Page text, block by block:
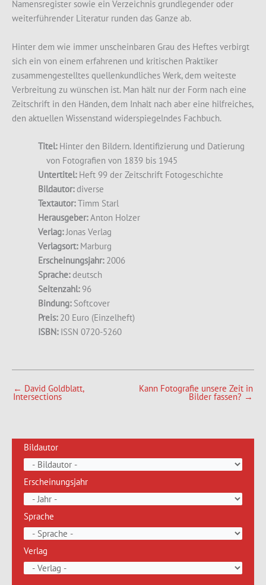
Namensregister sowie ein Verzeichnis grundlegender oder
weiterführender Literatur runden das Ganze ab.
Hinter dem wie immer unscheinbaren Grau des Heftes verbirgt
sich ein von einem erfahrenen und kritischen Praktiker
zusammengestelltes quellenkundliches Werk, dem weiteste
Verbreitung zu wünschen ist. Man hält nur der Form nach eine
Zeitschrift in den Händen, dem Inhalt nach aber eine hilfreiches,
den aktuellen Wissenstand widerspiegelndes Fachbuch.
Titel: Hinter den Bildern. Identifizierung und Datierung
von Fotografien von 1839 bis 1945
Untertitel: Heft 99 der Zeitschrift Fotogeschichte
Bildautor:diverse
Textautor:Timm Starl
Herausgeber:Anton Holzer
Verlag:Jonas Verlag
Verlagsort: Marburg
Erscheinungsjahr: 2006
Sprache:deutsch
Seitenzahl: 96
Bindung: Softcover
Preis: 20 Euro (Einzelheft)
ISBN: ISSN 0720-5260
← David Goldblatt,
Intersections
Kann Fotografie unsere Zeit in
Bilder fassen? →
Bildautor
Erscheinungsjahr
Sprache
Verlag